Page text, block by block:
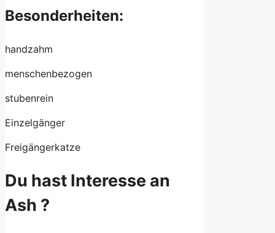
Besonderheiten:
handzahm
menschenbezogen
stubenrein
Einzelgänger
Freigängerkatze
Du hast Interesse an
Ash ?